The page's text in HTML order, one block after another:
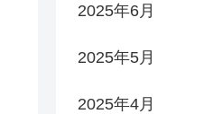
2025年6月
2025年5月
2025年4月